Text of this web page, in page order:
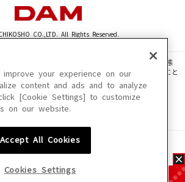
CO.,LTD. All Rights Reserved.
一切の文章・画像・写真・動画・音声等を、手段や形態
範囲を超えて無断で複製、転載、ファイル化などすること
によりご利用いただけない場合があります。
、配信内容が変更になる場合があります。
your experience on our
content and ads and to analyze
[Cookie Settings] to customize
on our website.
Accept All Cookies
Cookies Settings